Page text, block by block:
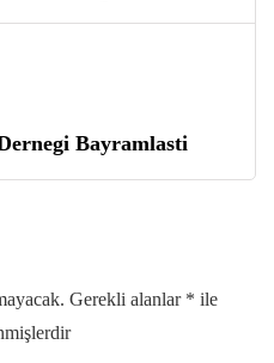
Bayramlasti
Gerekli alanlar * ile